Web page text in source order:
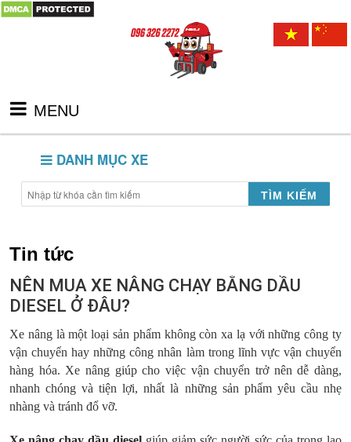
MENU
DANH MỤC XE
TÌM KIẾM
Tin tức
NÊN MUA XE NÂNG CHẠY BẰNG DẦU
DIESEL Ở ĐÂU?
Xe nâng là một loại sản phẩm không còn xa lạ với những công ty
vận chuyển hay những công nhân làm trong lĩnh vực vận chuyển
hàng hóa. Xe nâng giúp cho việc vận chuyển trở nên dễ dàng,
nhanh chóng và tiện lợi, nhất là những sản phẩm yêu cầu nhẹ
nhàng và tránh đổ vỡ.